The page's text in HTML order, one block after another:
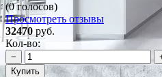
(0 голосов)
Просмотреть отзывы
32470 руб.
Кол-во:
−
Купить